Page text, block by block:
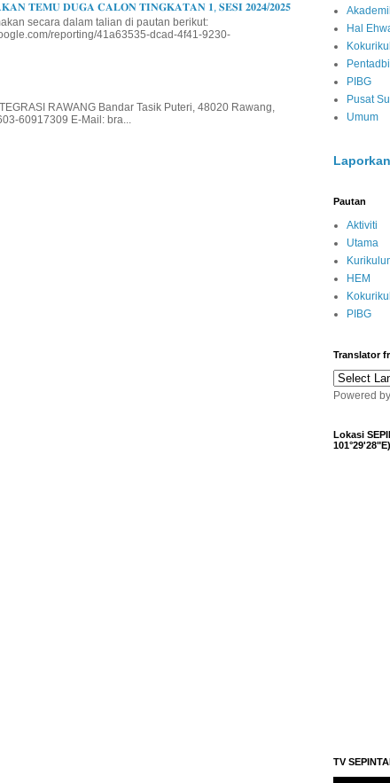
𝐓𝐄𝐌𝐔 𝐃𝐔𝐆𝐀 𝐂𝐀𝐋𝐎𝐍 𝐓𝐈𝐍𝐆𝐊𝐀𝐓𝐀𝐍 𝟏, 𝐒𝐄𝐒𝐈 𝟐𝟎𝟐𝟒/𝟐𝟎𝟐𝟓
secara dalam talian di pautan berikut:
reporting/41a63535-dcad-4f41-9230-
RAWANG Bandar Tasik Puteri, 48020 Rawang,
60917309 E-Mail: bra...
Hal
PIBG
Pusat
Umum
Pautan
Aktiviti
Utama
HEM
PIBG
Translator
Powered
Lokasi
101°29'28"E)
TV